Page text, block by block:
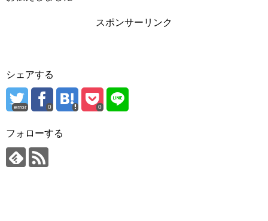
スポンサーリンク
シェアする
error 0 0
フォローする